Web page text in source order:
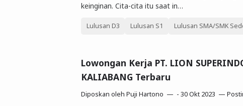
keinginan. Cita-cita itu saat in…
Lulusan D3 Lulusan S1 Lulusan SMA/SMK
Lowongan Kerja PT. LION
KALIABANG Terbaru
Diposkan oleh Puji Hartono - 30 Okt 2023